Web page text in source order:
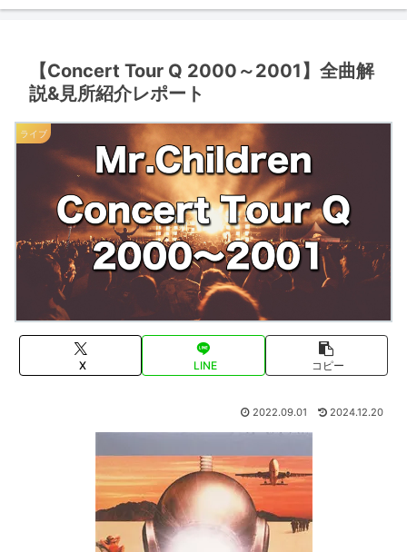
【Concert Tour Q 2000～2001】全曲解
説&見所紹介レポート
ライブ
X LINE コピー
2022.09.01 2024.12.20